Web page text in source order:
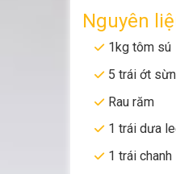
Nguyên
1kg tôm sú
5 trái ớt
Rau răm
1 trái dưa
1 trái chanh